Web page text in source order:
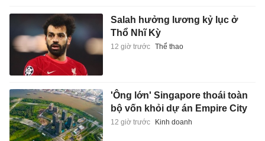
Salah hưởng lương kỷ lục ở
Thổ Nhĩ Kỳ
12 giờ trước Thể thao
'Ông lớn' Singapore thoái toàn
bộ vốn khỏi dự án Empire City
12 giờ trước Kinh doanh